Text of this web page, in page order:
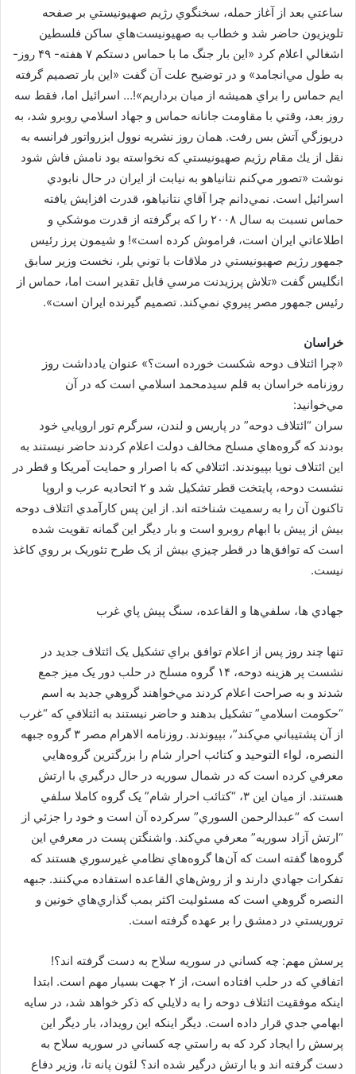
ساعتي بعد از آغاز حمله، سخنگوي رژيم صهيونيستي بر صفحه
تلويزيون حاضر شد و خطاب به صهيونيست‌هاي ساكن فلسطين
اشغالي اعلام كرد «اين بار جنگ ما با حماس دستكم ۷ هفته- ۴۹ روز-
به طول مي‌انجامد» و در توضيح علت آن گفت «اين بار تصميم گرفته
ايم حماس را براي هميشه از ميان برداريم»!… اسرائيل اما، فقط سه
روز بعد، وقتي با مقاومت جانانه حماس و جهاد اسلامي روبرو شد، به
دريوزگي آتش بس رفت. همان روز نشريه نوول ابزرواتور فرانسه به
نقل از يك مقام رژيم صهيونيستي كه نخواسته بود نامش فاش شود
نوشت «تصور مي‌كنم نتانياهو به نيابت از ايران در حال نابودي
اسرائيل است. نمي‌دانم چرا آقاي نتانياهو، قدرت افزايش يافته
حماس نسبت به سال ۲۰۰۸ را كه برگرفته از قدرت موشكي و
اطلاعاتي ايران است، فراموش كرده است»! و شيمون پرز رئيس
جمهور رژيم صهيونيستي در ملاقات با توني بلر، نخست وزير سابق
انگليس گفت «تلاش پرزيدنت مرسي قابل تقدير است اما، حماس از
رئيس جمهور مصر پيروي نمي‌كند. تصميم گيرنده ايران است».
خراسان
«چرا ائتلاف دوحه شکست خورده است؟» عنوان يادداشت روز
روزنامه خراسان به قلم سيدمحمد اسلامي است كه در آن
مي‌خوانيد:
سران “ائتلاف دوحه” در پاريس و لندن، سرگرم تور اروپايي خود
بودند که گروه‌هاي مسلح مخالف دولت اعلام کردند حاضر نيستند به
اين ائتلاف نوپا بپيوندند. ائتلافي که با اصرار و حمايت آمريکا و قطر در
نشست دوحه، پايتخت قطر تشکيل شد و ۲ اتحاديه عرب و اروپا
تاکنون آن را به رسميت شناخته اند. از اين پس کارآمدي ائتلاف دوحه
بيش از پيش با ابهام روبرو است و بار ديگر اين گمانه تقويت شده
است که توافق‌ها در قطر چيزي بيش از يک طرح تئوريک بر روي کاغذ
نيست.
جهادي ها، سلفي‌ها و القاعده، سنگ پيش پاي غرب
تنها چند روز پس از اعلام توافق براي تشکيل يک ائتلاف جديد در
نشست پر هزينه دوحه، ۱۴ گروه مسلح در حلب دور يک ميز جمع
شدند و به صراحت اعلام کردند مي‌خواهند گروهي جديد به اسم
“حکومت اسلامي” تشکيل بدهند و حاضر نيستند به ائتلافي که “غرب
از آن پشتيباني مي‌کند”، بپيوندند. روزنامه الاهرام مصر ۳ گروه جبهه
النصره، لواء التوحيد و کتائب احرار شام را بزرگترين گروه‌هايي
معرفي کرده است که در شمال سوريه در حال درگيري با ارتش
هستند. از ميان اين ۳، “کتائب احرار شام” يک گروه کاملا سلفي
است که “عبدالرحمن السوري” سرکرده آن است و خود را جزئي از
“ارتش آزاد سوريه” معرفي مي‌کند. واشنگتن پست در معرفي اين
گروه‌ها گفته است که آن‌ها گروه‌هاي نظامي غيرسوري هستند که
تفکرات جهادي دارند و از روش‌هاي القاعده استفاده مي‌کنند. جبهه
النصره گروهي است که مسئوليت اکثر بمب گذاري‌هاي خونين و
تروريستي در دمشق را بر عهده گرفته است.
پرسش مهم: چه کساني در سوريه سلاح به دست گرفته اند؟!
اتفاقي که در حلب افتاده است، از ۲ جهت بسيار مهم است. ابتدا
اينکه موفقيت ائتلاف دوحه را به دلايلي که ذکر خواهد شد، در سايه
ابهامي جدي قرار داده است. ديگر اينکه اين رويداد، بار ديگر اين
پرسش را ايجاد کرد که به راستي چه کساني در سوريه سلاح به
دست گرفته اند و با ارتش درگير شده اند؟ لئون پانه تا، وزير دفاع